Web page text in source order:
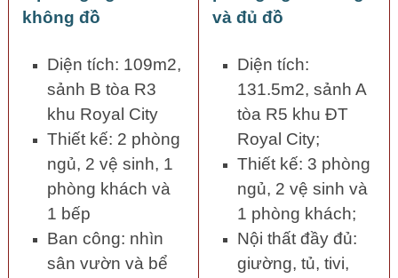
không đồ
Diện tích: 109m2,
sảnh B tòa R3
khu Royal City
Thiết kế: 2 phòng
ngủ, 2 vệ sinh, 1
phòng khách và
1 bếp
Ban công: nhìn
sân vườn và bể
và đủ đồ
Diện tích:
131.5m2, sảnh A
tòa R5 khu ĐT
Royal City;
Thiết kế: 3 phòng
ngủ, 2 vệ sinh và
1 phòng khách;
Nội thất đầy đủ:
giường, tủ, tivi,